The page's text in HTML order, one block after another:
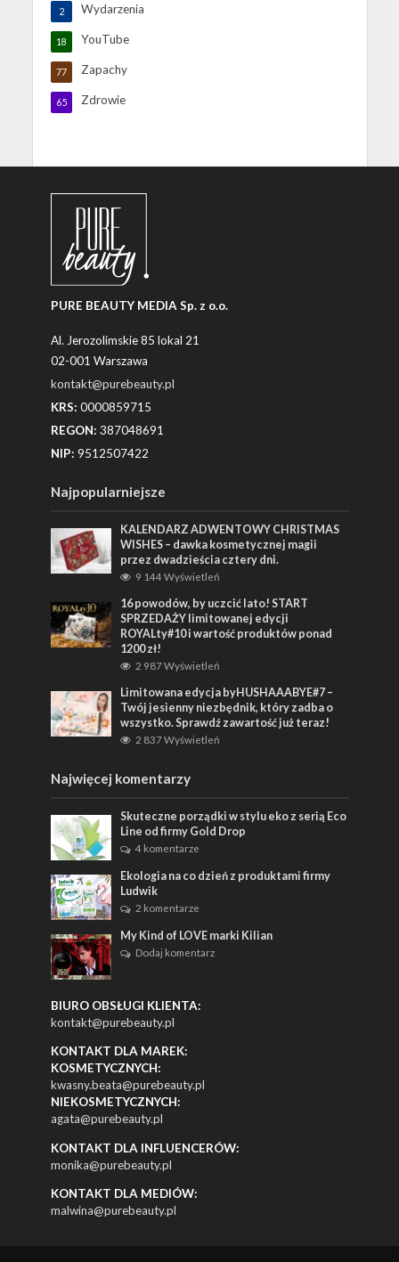
Wydarzenia
2
YouTube
18
Zapachy
77
Zdrowie
65
PURE BEAUTY MEDIA Sp. z o.o.
Al. Jerozolimskie 85 lokal 21
02-001 Warszawa
kontakt@purebeauty.pl
KRS: 0000859715
REGON: 387048691
NIP: 9512507422
Najpopularniejsze
KALENDARZ ADWENTOWY CHRISTMAS
WISHES – dawka kosmetycznej magii
przez dwadzieścia cztery dni.
9 144 Wyświetleń
16 powodów, by uczcić lato! START
SPRZEDAŻY limitowanej edycji
ROYALty#10 i wartość produktów ponad
1200 zł!
2 987 Wyświetleń
Limitowana edycja byHUSHAAABYE#7 –
Twój jesienny niezbędnik, który zadba o
wszystko. Sprawdź zawartość już teraz!
2 837 Wyświetleń
Najwięcej komentarzy
Skuteczne porządki w stylu eko z serią Eco
Line od firmy Gold Drop
4 komentarze
Ekologia na co dzień z produktami firmy
Ludwik
2 komentarze
My Kind of LOVE marki Kilian
Dodaj komentarz
BIURO OBSŁUGI KLIENTA:
kontakt@purebeauty.pl
KONTAKT DLA MAREK:
KOSMETYCZNYCH:
kwasny.beata@purebeauty.pl
NIEKOSMETYCZNYCH:
agata@purebeauty.pl
KONTAKT DLA INFLUENCERÓW:
monika@purebeauty.pl
KONTAKT DLA MEDIÓW:
malwina@purebeauty.pl